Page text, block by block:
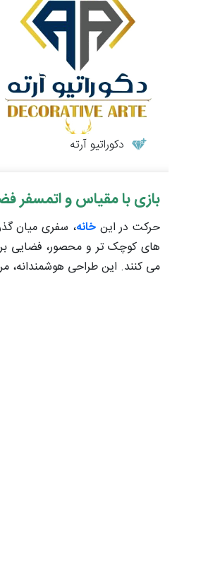
دکوراتیو آرته
بازی با مقیاس و اتمسفر
حرکت در اینخانه، سفری میان
های کوچک تر و محصور، فضایی
می کنند. این طراحی هوشمندانه،